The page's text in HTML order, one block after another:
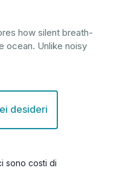
how silent breath-
ocean. Unlike noisy
desideri
sono costi di